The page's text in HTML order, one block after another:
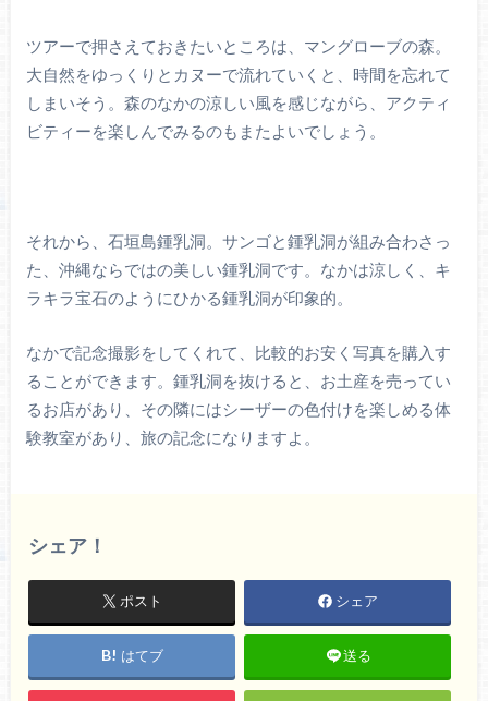
ツアーで押さえておきたいところは、マングローブの森。
大自然をゆっくりとカヌーで流れていくと、時間を忘れて
しまいそう。森のなかの涼しい風を感じながら、アクティ
ビティーを楽しんでみるのもまたよいでしょう。
それから、石垣島鍾乳洞。サンゴと鍾乳洞が組み合わさっ
た、沖縄ならではの美しい鍾乳洞です。なかは涼しく、キ
ラキラ宝石のようにひかる鍾乳洞が印象的。
なかで記念撮影をしてくれて、比較的お安く写真を購入す
ることができます。鍾乳洞を抜けると、お土産を売ってい
るお店があり、その隣にはシーザーの色付けを楽しめる体
験教室があり、旅の記念になりますよ。
シェア！
ポスト シェア
はてブ 送る